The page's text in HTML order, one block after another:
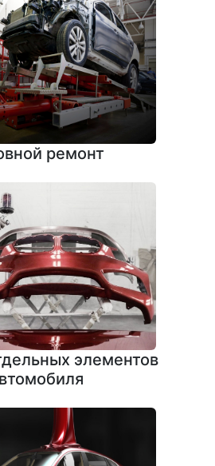
ремонт
элементов